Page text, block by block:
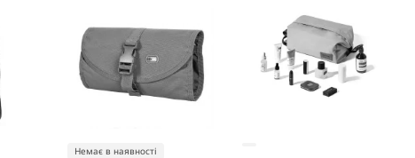
Немає в наявності